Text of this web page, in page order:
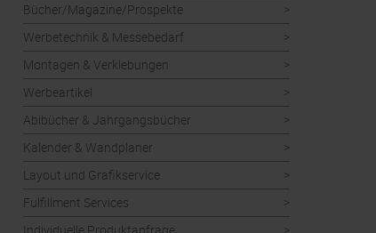
Bücher/Magazine/Prospekte
Werbetechnik & Messebedarf
Montagen & Verklebungen
Werbeartikel
Abibücher & Jahrgangsbücher
Kalender & Wandplaner
Layout und Grafikservice
Fulfillment Services